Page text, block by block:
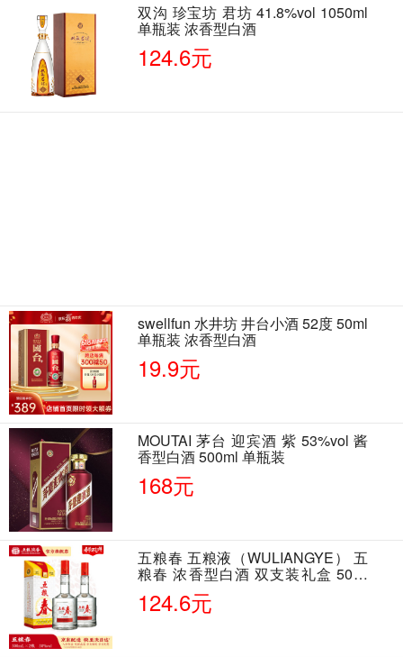
双沟 珍宝坊 君坊 41.8%vol 1050ml
单瓶装 浓香型白酒
124.6元
swellfun 水井坊 井台小酒 52度 50ml
单瓶装 浓香型白酒
19.9元
MOUTAI 茅台 迎宾酒 紫 53%vol 酱
香型白酒 500ml 单瓶装
168元
五粮春 五粮液（WULIANGYE） 五
粮春 浓香型白酒 双支装礼盒 50度
500ml*2瓶 含酒具
124.6元